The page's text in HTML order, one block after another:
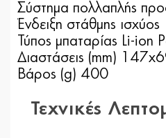
Σύστημα πολλαπλής
Ένδειξη στάθμης ισχύος
Τύπος μπαταρίας Li-ion
Διαστάσεις (mm)
Βάρος (g) 400
Τεχνικές